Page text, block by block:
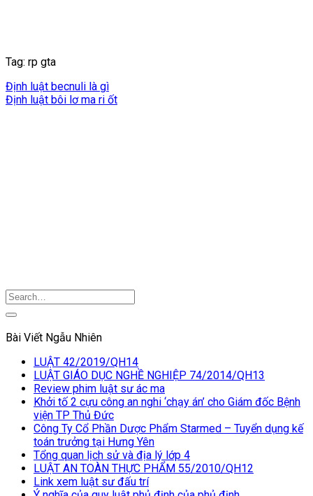
Tag: rp gta
Định luật becnuli là gì
Định luật bôi lơ ma ri ốt
Bài Viết Ngẫu Nhiên
LUẬT 42/2019/QH14
LUẬT GIÁO DỤC NGHỀ NGHIỆP 74/2014/QH13
Review phim luật sư ác ma
Khởi tố 2 cựu công an nghi ‘chạy án’ cho Giám đốc Bệnh
viện TP Thủ Đức
Công Ty Cổ Phần Dược Phẩm Starmed – Tuyển dụng kế
toán trưởng tại Hưng Yên
Tổng quan lịch sử và địa lý lớp 4
LUẬT AN TOÀN THỰC PHẨM 55/2010/QH12
Link xem luật sư đấu trí